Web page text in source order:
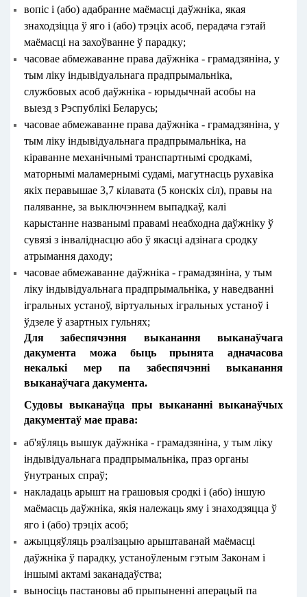
вопіс і (або) адабранне маёмасці даўжніка, якая
знаходзіцца ў яго і (або) трэціх асоб, перадача гэтай
маёмасці на захоўванне ў парадку;
часовае абмежаванне права даўжніка - грамадзяніна, у
тым ліку індывідуальнага прадпрымальніка,
службовых асоб даўжніка - юрыдычнай асобы на
выезд з Рэспублікі Беларусь;
часовае абмежаванне права даўжніка - грамадзяніна, у
тым ліку індывідуальнага прадпрымальніка, на
кіраванне механічнымі транспартнымі сродкамі,
маторнымі маламернымі судамі, магутнасць рухавіка
якіх перавышае 3,7 кілавата (5 конскіх сіл), правы на
паляванне, за выключэннем выпадкаў, калі
карыстанне названымі правамі неабходна даўжніку ў
сувязі з інваліднасцю або ў якасці адзінага сродку
атрымання даходу;
часовае абмежаванне даўжніка - грамадзяніна, у тым
ліку індывідуальнага прадпрымальніка, у наведванні
ігральных устаноў, віртуальных ігральных устаноў і
ўдзеле ў азартных гульнях;
Для забеспячэння выканання выканаўчага
дакумента можа быць прынята адначасова
некалькі мер па забеспячэнні выканання
выканаўчага дакумента.
Судовы выканаўца пры выкананні выканаўчых
дакументаў мае права:
аб'яўляць вышук даўжніка - грамадзяніна, у тым ліку
індывідуальнага прадпрымальніка, праз органы
ўнутраных спраў;
накладаць арышт на грашовыя сродкі і (або) іншую
маёмасць даўжніка, якія належаць яму і знаходзяцца ў
яго і (або) трэціх асоб;
ажыццяўляць рэалізацыю арыштаванай маёмасці
даўжніка ў парадку, устаноўленым гэтым Законам і
іншымі актамі заканадаўства;
выносіць пастановы аб прыпыненні аперацый па